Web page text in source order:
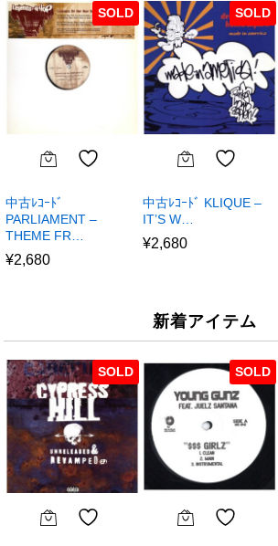
SOLD
中古ﾚｺｰﾄﾞ
PARLIAMENT –
THEME FR…
¥2,680
SOLD
中古ﾚｺｰﾄﾞ KLIQUE –
IT’S W…
¥2,680
新着アイテム
SOLD SOLD